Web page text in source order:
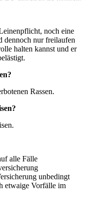
noch eine
nur freilaufen
halten kannst und er
Rassen.
alle Fälle
unbedingt
etwaige Vorfälle im